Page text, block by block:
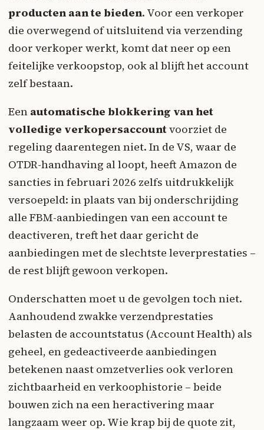
producten aan te bieden. Voor een verkoper
die overwegend of uitsluitend via verzending
door verkoper werkt, komt dat neer op een
feitelijke verkoopstop, ook al blijft het account
zelf bestaan.
Een automatische blokkering van het
volledige verkopersaccountvoorziet de
regeling daarentegen niet. In de VS, waar de
OTDR-handhaving al loopt, heeft Amazon de
sancties in februari 2026 zelfs uitdrukkelijk
versoepeld: in plaats van bij onderschrijding
alle FBM-aanbiedingen van een account te
deactiveren, treft het daar gericht de
aanbiedingen met de slechtste leverprestaties –
de rest blijft gewoon verkopen.
Onderschatten moet u de gevolgen toch niet.
Aanhoudend zwakke verzendprestaties
belasten de accountstatus (Account Health) als
geheel, en gedeactiveerde aanbiedingen
betekenen naast omzetverlies ook verloren
zichtbaarheid en verkoophistorie – beide
bouwen zich na een heractivering maar
langzaam weer op. Wie krap bij de quote zit,